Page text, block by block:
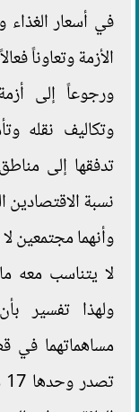
في أسعار
الأزمة وتعاوناً
ورجوعاً إلى
وتكاليف نقله
تدفقها إلى
نسبة الاقتصادين
لا يتناسب معه
ولهذا تفسير
مساهماتهما في